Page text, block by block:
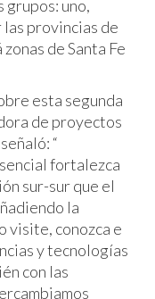
grupos: uno,
provincias de
de Santa Fe
esta segunda
de proyectos
“
fortalezca
sur-sur que el
la
visite, conozca e
y tecnologías
con las